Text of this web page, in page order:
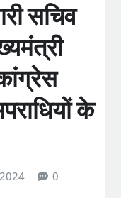
सचिव
के
0